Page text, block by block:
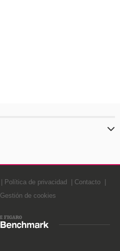
Política de privacidad
Contacto
Gestión de cookies